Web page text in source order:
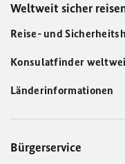
Weltweit sicher
Reise- und
Konsulatfinder
Länderinformationen
Bürgerservice